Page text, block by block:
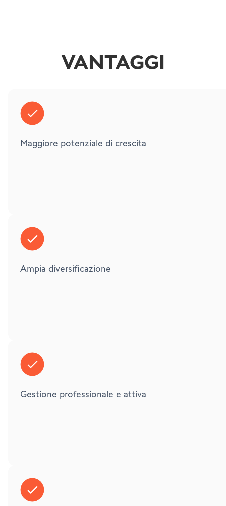
VANTAGGI
Maggiore potenziale di crescita
Ampia diversificazione
Gestione professionale e attiva